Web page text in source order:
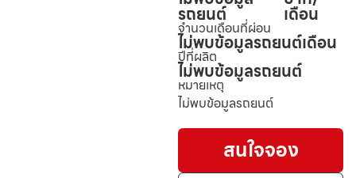
รถยนต์ เดือน
จำนวนเดือนที่ผ่อน
ไม่พบข้อมูลรถยนต์เดือน
ปีที่ผลิต
ไม่พบข้อมูลรถยนต์
หมายเหตุ
ไม่พบข้อมูลรถยนต์
สนใจจอง